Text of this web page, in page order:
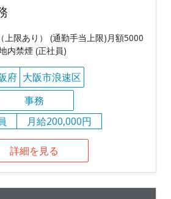
上限あり） (通勤手当上限)月額5000
内禁煙 (正社員)
府 大阪市浪速区
事務
月給200,000円
詳細を見る